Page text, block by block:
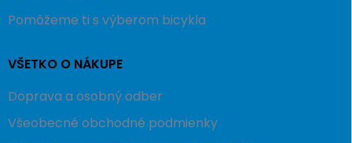
Pomôžeme ti s výberom bicykla
VŠETKO O NÁKUPE
Doprava a osobný odber
Všeobecné obchodné podmienky